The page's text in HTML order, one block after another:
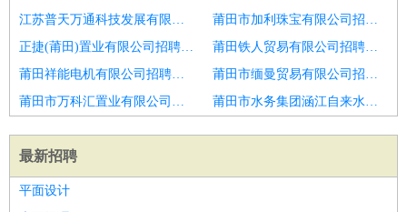
江苏普天万通科技发展有限公司招聘分总经理财富中心总监
莆田市加利珠宝有限公司招聘财务总监
正捷(莆田)置业有限公司招聘市场助理
莆田铁人贸易有限公司招聘运营总监
莆田祥能电机有限公司招聘工程项目总监
莆田市缅曼贸易有限公司招聘物业市场拓展经理
莆田市万科汇置业有限公司招聘人力资源总监
莆田市水务集团涵江自来水有限公司招聘商品总监
最新招聘
平面设计